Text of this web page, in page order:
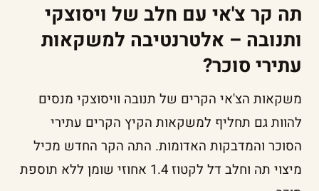
תה קר צ'אי עם חלב של ויסוצקי
ותנובה – אלטרנטיבה למשקאות
עתירי סוכר?
משקאות הצ'אי הקרים של תנובה וויסוצקי מנסים
להוות גם תחליף למשקאות הקיץ הקרים עתירי
הסוכר והמדבקות האדומות. התה הקר החדש מכיל
מיצוי תה וחלב דל לקטוז 1.4 אחוזי שומן ללא תוספת